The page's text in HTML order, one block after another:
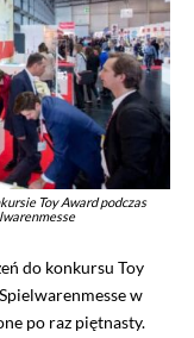
Toy Award podczas
do konkursu Toy
w
po raz piętnasty.